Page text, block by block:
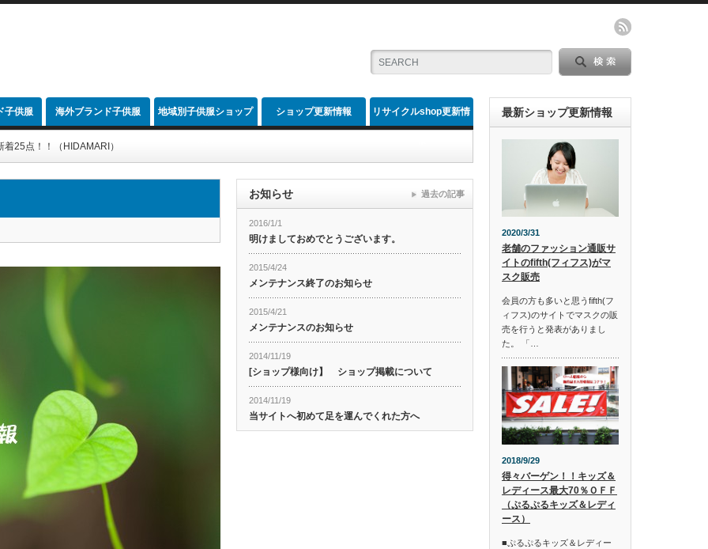
子供服 海外ブランド子供服 地域別子供服ショップ ショップ更新情報 リサイクルshop更新情
25点！！（HIDAMARI）
お知らせ
2016/1/1
明けましておめでとうございます。
2015/4/24
メンテナンス終了のお知らせ
2015/4/21
メンテナンスのお知らせ
2014/11/19
[ショップ様向け】 ショップ掲載について
2014/11/19
当サイトへ初めて足を運んでくれた方へ
過去の記事
最新ショップ更新情報
2020/3/31
老舗のファッション通販サ
イトのfifth(フィフス)がマ
スク販売
会員の方も多いと思うfifth(フ
ィフス)のサイトでマスクの販
売を行うと発表がありまし
た。 「…
2018/9/29
得々バーゲン！！キッズ＆
レディース最大70％ＯＦＦ
（ぷるぷるキッズ＆レディ
ース）
■ぷるぷるキッズ＆レディー